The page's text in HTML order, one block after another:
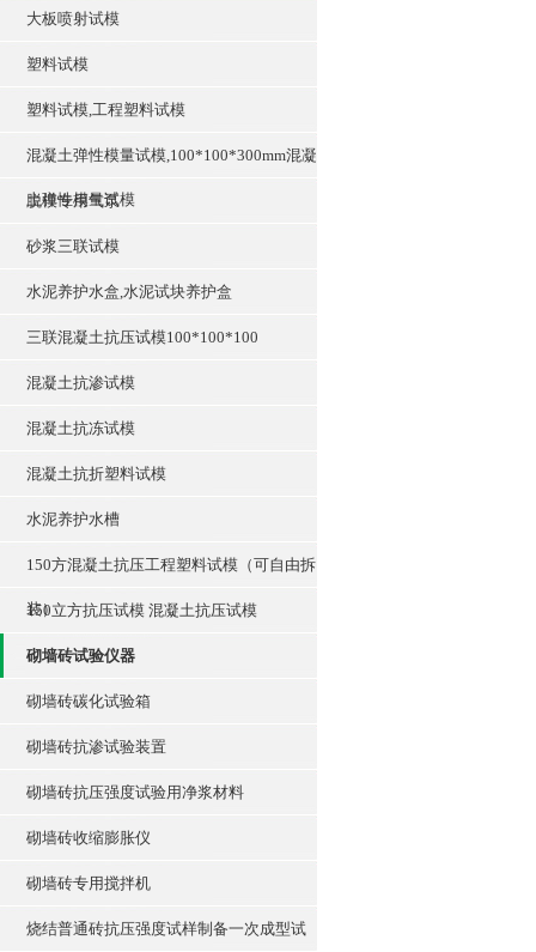
大板喷射试模
塑料试模
塑料试模,工程塑料试模
混凝土弹性模量试模,100*100*300mm混凝
土弹性模量试模
脱模专用气泵
砂浆三联试模
水泥养护水盒,水泥试块养护盒
三联混凝土抗压试模100*100*100
混凝土抗渗试模
混凝土抗冻试模
混凝土抗折塑料试模
水泥养护水槽
150方混凝土抗压工程塑料试模（可自由拆
装）
150立方抗压试模 混凝土抗压试模
砌墙砖试验仪器
砌墙砖碳化试验箱
砌墙砖抗渗试验装置
砌墙砖抗压强度试验用净浆材料
砌墙砖收缩膨胀仪
砌墙砖专用搅拌机
烧结普通砖抗压强度试样制备一次成型试